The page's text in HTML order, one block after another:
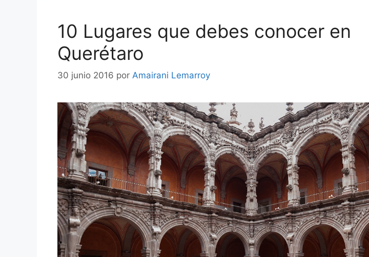
10 Lugares que debes conocer en
Querétaro
30 junio 2016 por Amairani Lemarroy